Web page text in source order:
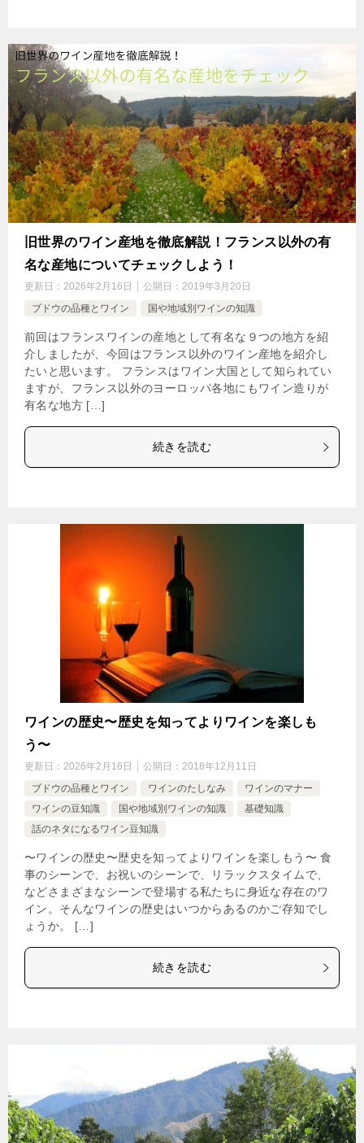
旧世界のワイン産地を徹底解説！フランス以外の有
名な産地についてチェックしよう！
更新日： 2026年2月16日 公開日： 2019年3月20日
ブドウの品種とワイン
国や地域別ワインの知識
前回はフランスワインの産地として有名な９つの地方を紹
介しましたが、今回はフランス以外のワイン産地を紹介し
たいと思います。 フランスはワイン大国として知られてい
ますが、フランス以外のヨーロッパ各地にもワイン造りが
有名な地方 […]
続きを読む
ワインの歴史〜歴史を知ってよりワインを楽しも
う〜
更新日： 2026年2月16日 公開日： 2018年12月11日
ブドウの品種とワイン
ワインのたしなみ
ワインのマナー
ワインの豆知識
国や地域別ワインの知識
基礎知識
話のネタになるワイン豆知識
〜ワインの歴史〜歴史を知ってよりワインを楽しもう〜 食
事のシーンで、お祝いのシーンで、リラックスタイムで、
などさまざまなシーンで登場する私たちに身近な存在のワ
イン。そんなワインの歴史はいつからあるのかご存知でし
ょうか。 […]
続きを読む